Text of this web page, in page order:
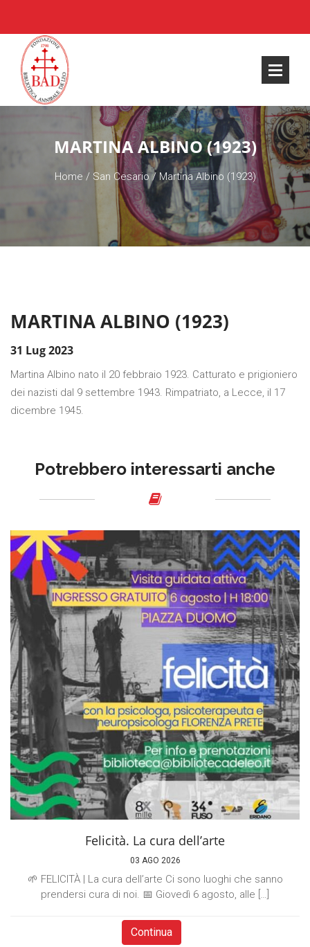
MARTINA ALBINO (1923)
Home / San Cesario/ Martina Albino (1923)
MARTINA ALBINO (1923)
31 Lug 2023
Martina Albino nato il 20 febbraio 1923. Catturato e prigioniero
dei nazisti dal 9 settembre 1943. Rimpatriato, a Lecce, il 17
dicembre 1945.
Potrebbero interessarti anche
Felicità. La cura dell’arte
03 AGO 2026
🌱 FELICITÀ | La cura dell’arte Ci sono luoghi che sanno
prendersi cura di noi. 📅 Giovedì 6 agosto, alle […]
Continua